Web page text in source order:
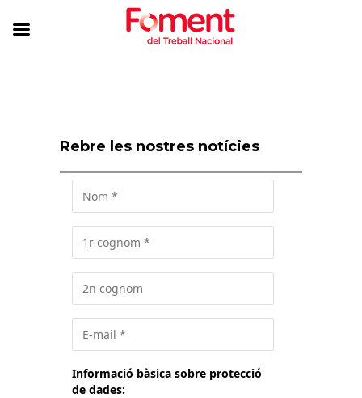
Rebre les nostres notícies
Informació bàsica sobre protecció
de dades: